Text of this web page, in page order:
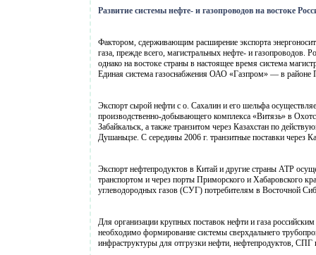
Развитие системы нефте- и газопроводов на востоке
Фактором, сдерживающим расширение экспорта
газа, прежде всего, магистральных нефте- и газопроводов.
однако на востоке страны в настоящее время система
Единая система газоснабжения ОАО «Газпром» — в районе
Экспорт сырой нефти с о. Сахалин и его шельфа
производственно-добывающего комплекса «Витязь» в
Забайкальск, а также транзитом через Казахстан по
Душаньцзе. С середины 2006 г. транзитные поставки
Экспорт нефтепродуктов в Китай и другие страны АТР
транспортом и через порты Приморского и Хабаровского
углеводородных газов (СУГ) потребителям в Восточной
Для организации крупных поставок нефти и газа
необходимо формирование системы сверхдальнего
инфраструктуры для отгрузки нефти, нефтепродуктов, СПГ